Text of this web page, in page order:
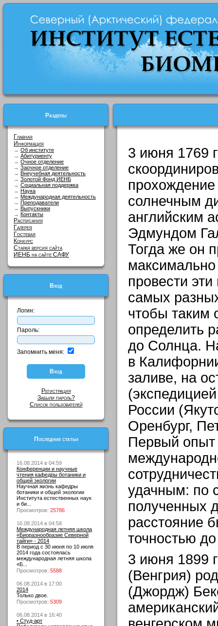
Разделы
Главная
Информация
→ Об институте
→ Абитуриенту
→ Очное отделение
→ Заочное отделение
→ Внеучебная деятельность
→ Золотой Фонд ИЕНБ
→ Социальная поддержка
→ Наука
→ Международная деятельность
→ Преподаватели
→ Выпускники
→ Контакты
Расписания
Галерея
Гостевая
Конкурс
Старая версия сайта
ИЕНБ на сайте САФУ
Вход
Логин:
Пароль:
Запомнить меня:
Регистрация
Забыли пароль?
Список пользователей
Последние статьи
16.08.2014 в 04:59
Конференции и научные
чтения кафедры ботаники и
общей экологии
Научная жизнь кафедры
ботаники и общей экологии
Института естественных наук
и би...
Просмотров: 25786
16.08.2014 в 04:58
Международная летняя школа
«Биоразнообразие Северной
тайги» - 2014
В период с 30 июня по 10 июля
2014 года состоялась
международная летняя школа
«Б...
Просмотров: 5588
06.08.2014 в 17:00
2014
Только двое.
Просмотров: 5309
06.08.2014 в 16:40
• Студ-арт
3 июня 1769
солнечным
английским
Эдмундом
Тогда же он
провести
самых
чтобы таким
определить
до Солнца.
в
заливе, на
России
Оренбург,
Первый опыт
удачным: по
полученных
расстояние
точностью
3 июня 1899
(Венгрия)
(Джордж)